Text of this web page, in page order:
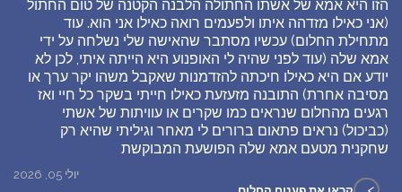
הזו היא אמא של אשתו החתולה הלבנה הקטנה של טום החתול
(אני כאילו מזדהה איתו ולפעמים רואה כאילו אני הוא. עוד
מתחילת החלום) עכשיו מסתבר שהאישה שלי נשלחה על ידי
אמא שלה (עוד לפני שהיה לי האופנוע היא הייתה איתי, לכן לא
יודע אם היא כאילו חיכתה להזדמנות שאקבל משהו יקר ערך או
מסיבה אחרת) התובנה מזעזעת כאילו חייתי בשקר כל חיי ואז
רגעים מהחלום שנראים כמו שקרים או עוויתות של אשתי
(כביכול) נראים פתאום ברורים לי מאחר וגיליתי שהיא רק
שחקנית מטעם אמא שלה הפושעת המבוקשת
יולי 05, 2026